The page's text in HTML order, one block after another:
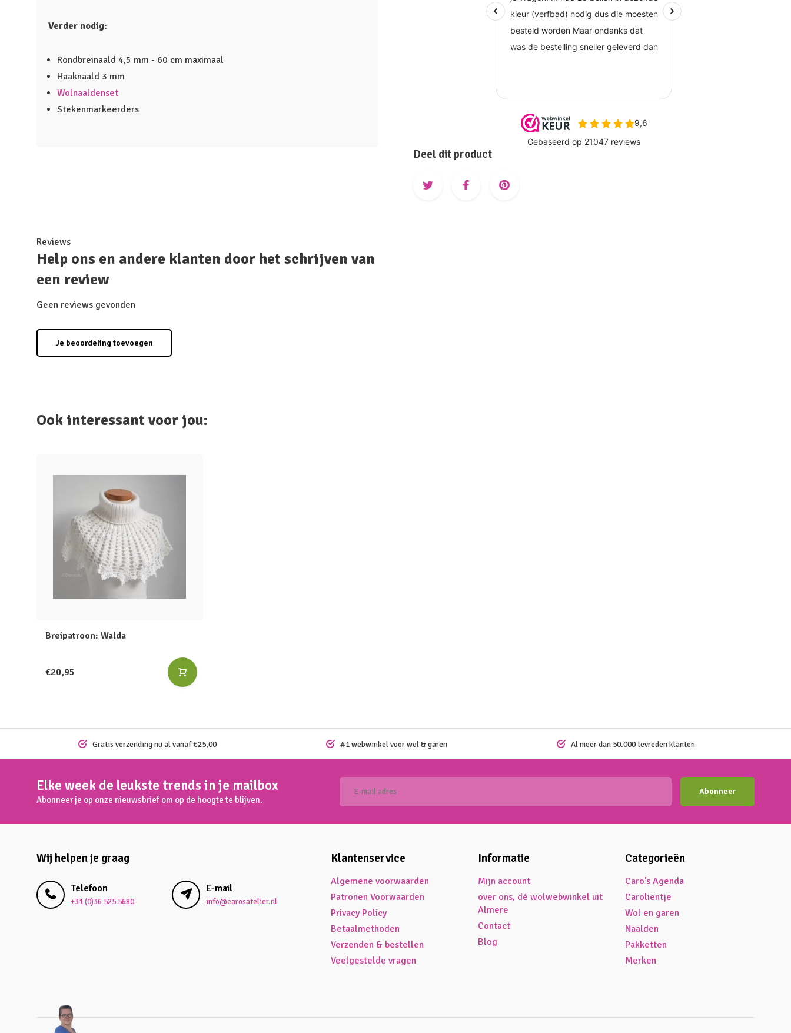
Verder nodig:
Rondbreinaald 4,5 mm - 60 cm maximaal
Haaknaald 3 mm
Wolnaaldenset
Stekenmarkeerders
Deel dit product
Reviews
Help ons en andere klanten door het schrijven van
een review
Geen reviews gevonden
Je beoordeling toevoegen
Ook interessant voor jou:
Breipatroon: Walda
€20,95
Gratis verzending nu al vanaf €25,00 #1 webwinkel voor wol & garen Al meer dan 50.000 tevreden klanten
Elke week de leukste trends in je mailbox
Abonneer je op onze nieuwsbrief om op de hoogte te blijven.
Abonneer
Wij helpen je graag
Telefoon
+31 (0)36 525 5680
E-mail
info@carosatelier.nl
Klantenservice
Algemene voorwaarden
Patronen Voorwaarden
Privacy Policy
Betaalmethoden
Verzenden & bestellen
Veelgestelde vragen
Informatie
Mijn account
over ons, dé wolwebwinkel uit
Almere
Contact
Blog
Categorieën
Caro's Agenda
Carolientje
Wol en garen
Naalden
Pakketten
Merken